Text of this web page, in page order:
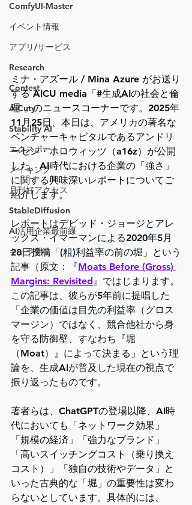
ComfyUI-Master
イベント情報
アプリ/サービス
Research
Contest
AiCuty
Stability AI
エクスポート
メイキング
月刊好アクセス
StableDiffusion
AI活用企業最前線
キャラ開発
ミナ・アズール / Mina Azure がお送り
する AICU media「#生成AIの社会と倫
理 」のニュースコーナーです。2025年
11月25日、本日は、アメリカの著名な
ベンチャーキャピタルであるアンドリ
ーセン・ホロウィッツ（a16z）が公開
した、AI時代における企業の「強さ」
に関する興味深いレポートについてご
紹介します。
レポートはデビッド・ジョージとアレ
ックス・イマーマンによる2020年5月
28日投稿「(粗)利益率の前の堀」という
記事（原文：『Moats Before (Gross)
Margins: Revisited 』ではじまります。
この記事は、彼らが5年前に提唱した
「企業の価値は目先の利益率（グロス
マージン）ではなく、競合他社から身
を守る防御壁、すなわち『堀
（Moat）』によって決まる」という理
論を、生成AIが普及した現在の視点で
振り返ったものです。
著者らは、ChatGPTの登場以降、AI時
代においても「ネットワーク効果」
「規模の経済」「強力なブランド」
「高いスイッチングコスト（乗り換え
コスト）」「独自の技術やデータ」と
いった古典的な「堀」の重要性は変わ
らないとしています。具体的には、